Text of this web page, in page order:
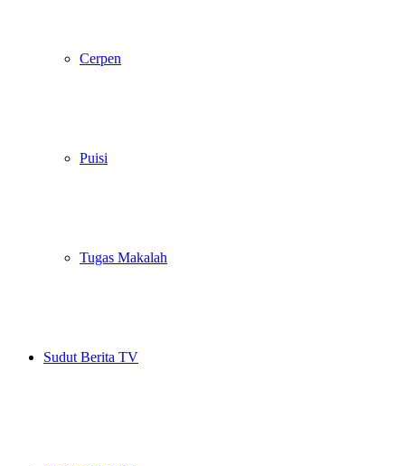
Cerpen
Puisi
Tugas Makalah
Sudut Berita TV